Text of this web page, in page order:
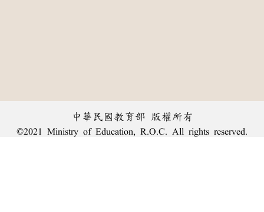
中華民國教育部 版權所有
©2021 Ministry of Education, R.O.C. All rights reserved.